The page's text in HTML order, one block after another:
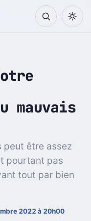
mauvais
peut être assez
pourtant pas
tout par bien
2022 à 20h00